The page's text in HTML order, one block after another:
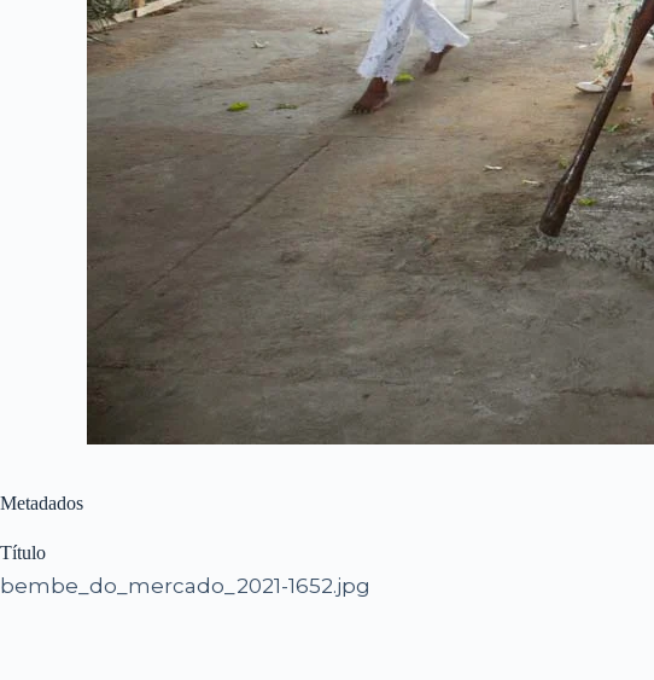
Metadados
Título
bembe_do_mercado_2021-1652.jpg